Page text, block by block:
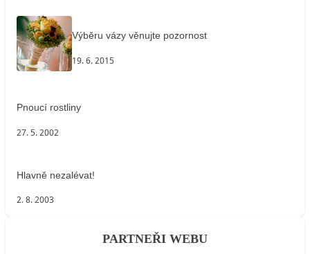
Výběru vázy věnujte pozornost
19. 6. 2015
Pnoucí rostliny
27. 5. 2002
Hlavně nezalévat!
2. 8. 2003
PARTNEŘI WEBU